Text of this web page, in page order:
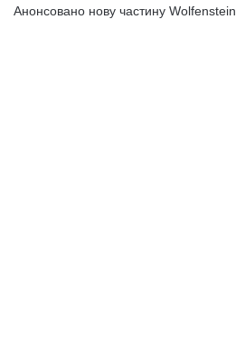
Анонсовано нову частину Wolfenstein